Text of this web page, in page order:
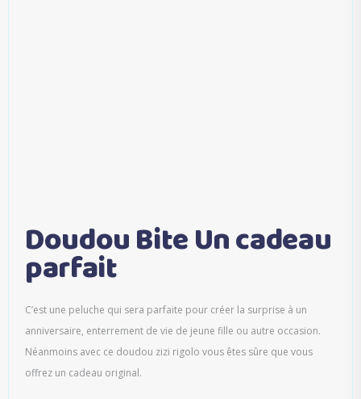
Doudou Bite Un cadeau
parfait
C’est une peluche qui sera parfaite pour créer la surprise à un
anniversaire, enterrement de vie de jeune fille ou autre occasion.
Néanmoins avec ce doudou zizi rigolo vous êtes sûre que vous
offrez un cadeau original.